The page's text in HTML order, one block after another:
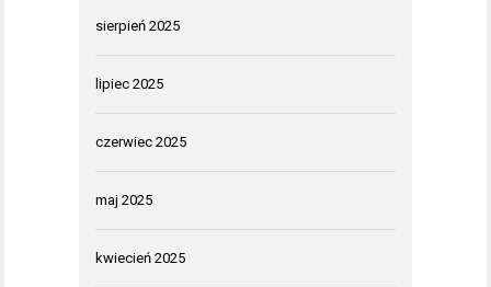
sierpień 2025
lipiec 2025
czerwiec 2025
maj 2025
kwiecień 2025